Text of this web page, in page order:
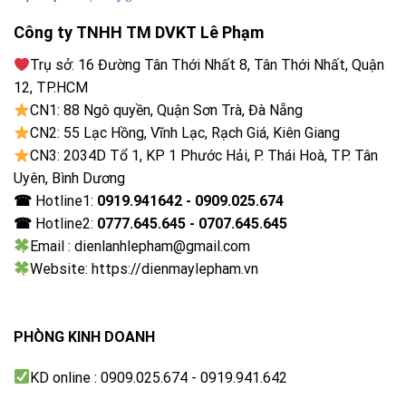
và 45% độ biến dạng đồ giặt, góp phần bảo vệ sự bền
đẹp cho quần áo mà vẫn tiết kiệm 70% điện năng.
Công ty TNHH TM DVKT Lê Phạm
Trụ sở: 16 Đường Tân Thới Nhất 8, Tân Thới Nhất, Quận
12, TP.HCM
CN1: 88 Ngô quyền, Quận Sơn Trà, Đà Nẵng
CN2: 55 Lạc Hồng, Vĩnh Lạc, Rạch Giá, Kiên Giang
CN3: 2034D Tổ 1, KP 1 Phước Hải, P. Thái Hoà, TP. Tân
Uyên, Bình Dương
☎ Hotline1: 0919.941642 - 0909.025.674
☎ Hotline2: 0777.645.645 - 0707.645.645
Email : dienlanhlepham@gmail.com
Website: https://dienmaylepham.vn
PHÒNG KINH DOANH
KD online : 0909.025.674 - 0919.941.642